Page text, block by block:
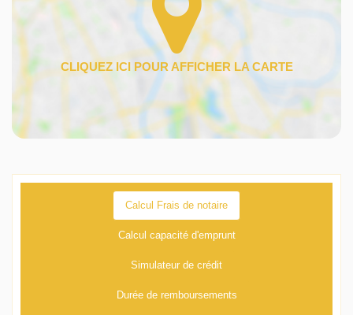
Calcul Frais de notaire
Calcul capacité d'emprunt
Simulateur de crédit
Durée de remboursements